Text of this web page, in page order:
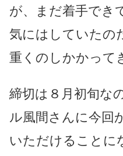
が、まだ着手でき
気にはしていたの
重くのしかかって
締切は８月初旬な
ル風間さんに今回
いただけることに